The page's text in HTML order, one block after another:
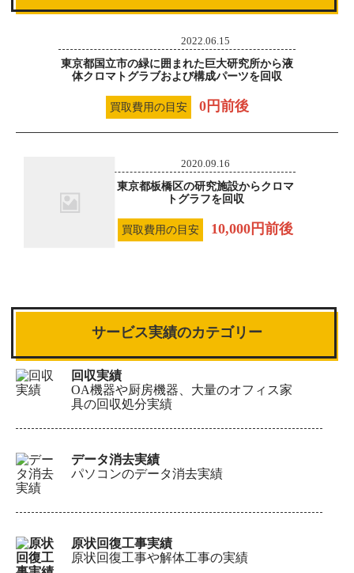
2022.06.15
東京都国立市の緑に囲まれた巨大研究所から液
体クロマトグラブおよび構成パーツを回収
買取費用の目安 0円前後
2020.09.16
東京都板橋区の研究施設からクロマ
トグラフを回収
買取費用の目安 10,000円前後
サービス実績のカテゴリー
回収実績
OA機器や厨房機器、大量のオフィス家
具の回収処分実績
データ消去実績
パソコンのデータ消去実績
原状回復工事実績
原状回復工事や解体工事の実績